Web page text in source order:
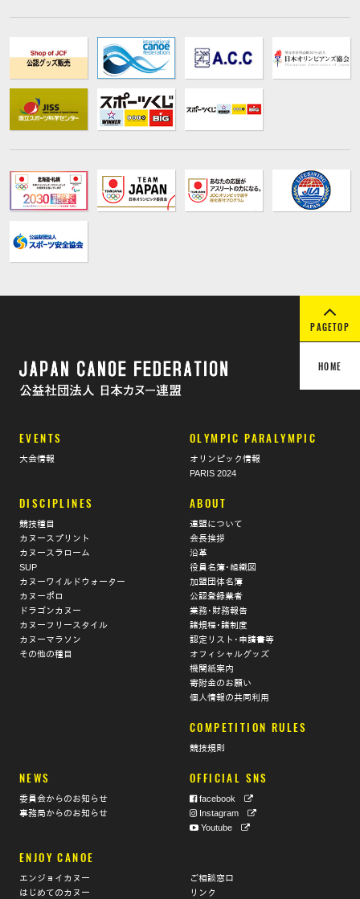
PAGETOP
HOME
EVENTS OLYMPIC PARALYMPIC
大会情報
オリンピック情報
PARIS 2024
DISCIPLINES ABOUT
競技種目
連盟について
カヌースプリント
会長挨拶
カヌースラローム
沿革
SUP
役員名簿･組織図
カヌーワイルドウォーター
加盟団体名簿
カヌーポロ
公認登録業者
ドラゴンカヌー
業務･財務報告
カヌーフリースタイル
諸規程･諸制度
カヌーマラソン
認定リスト･申請書等
その他の種目
オフィシャルグッズ
機関紙案内
寄附金のお願い
個人情報の共同利用
COMPETITION RULES
競技規則
NEWS OFFICIAL SNS
委員会からのお知らせ
facebook
事務局からのお知らせ
Instagram
Youtube
ENJOY CANOE
エンジョイカヌー
ご相談窓口
はじめてのカヌー
リンク